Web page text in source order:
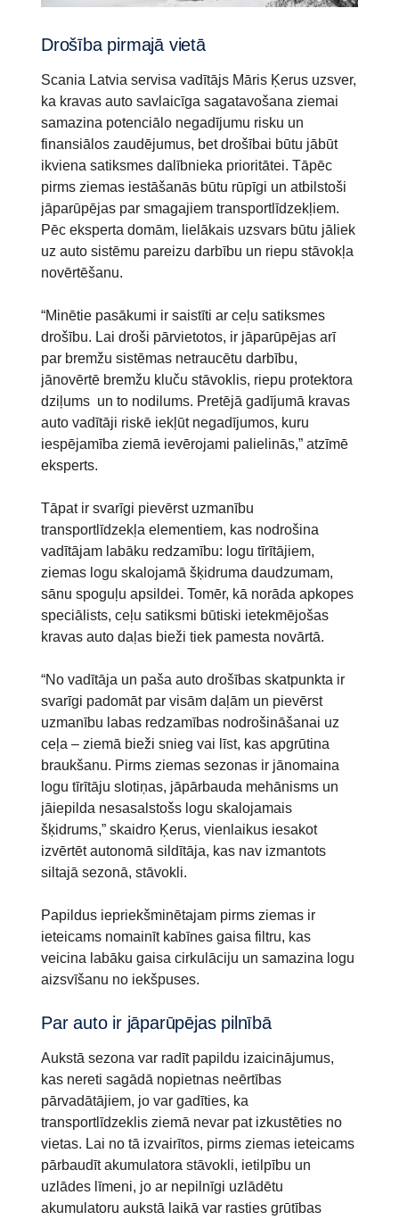
Drošība pirmajā vietā
Scania Latvia servisa vadītājs Māris Ķerus uzsver,
ka kravas auto savlaicīga sagatavošana ziemai
samazina potenciālo negadījumu risku un
finansiālos zaudējumus, bet drošībai būtu jābūt
ikviena satiksmes dalībnieka prioritātei. Tāpēc
pirms ziemas iestāšanās būtu rūpīgi un atbilstoši
jāparūpējas par smagajiem transportlīdzekļiem.
Pēc eksperta domām, lielākais uzsvars būtu jāliek
uz auto sistēmu pareizu darbību un riepu stāvokļa
novērtēšanu.
“Minētie pasākumi ir saistīti ar ceļu satiksmes
drošību. Lai droši pārvietotos, ir jāparūpējas arī
par bremžu sistēmas netraucētu darbību,
jānovērtē bremžu kluču stāvoklis, riepu protektora
dziļums un to nodilums. Pretējā gadījumā kravas
auto vadītāji riskē iekļūt negadījumos, kuru
iespējamība ziemā ievērojami palielinās,” atzīmē
eksperts.
Tāpat ir svarīgi pievērst uzmanību
transportlīdzekļa elementiem, kas nodrošina
vadītājam labāku redzamību: logu tīrītājiem,
ziemas logu skalojamā šķidruma daudzumam,
sānu spoguļu apsildei. Tomēr, kā norāda apkopes
speciālists, ceļu satiksmi būtiski ietekmējošas
kravas auto daļas bieži tiek pamesta novārtā.
“No vadītāja un paša auto drošības skatpunkta ir
svarīgi padomāt par visām daļām un pievērst
uzmanību labas redzamības nodrošināšanai uz
ceļa – ziemā bieži snieg vai līst, kas apgrūtina
braukšanu. Pirms ziemas sezonas ir jānomaina
logu tīrītāju slotiņas, jāpārbauda mehānisms un
jāiepilda nesasalstošs logu skalojamais
šķidrums,” skaidro Ķerus, vienlaikus iesakot
izvērtēt autonomā sildītāja, kas nav izmantots
siltajā sezonā, stāvokli.
Papildus iepriekšminētajam pirms ziemas ir
ieteicams nomainīt kabīnes gaisa filtru, kas
veicina labāku gaisa cirkulāciju un samazina logu
aizsvīšanu no iekšpuses.
Par auto ir jāparūpējas pilnībā
Aukstā sezona var radīt papildu izaicinājumus,
kas nereti sagādā nopietnas neērtības
pārvadātājiem, jo var gadīties, ka
transportlīdzeklis ziemā nevar pat izkustēties no
vietas. Lai no tā izvairītos, pirms ziemas ieteicams
pārbaudīt akumulatora stāvokli, ietilpību un
uzlādes līmeni, jo ar nepilnīgi uzlādētu
akumulatoru aukstā laikā var rasties grūtības